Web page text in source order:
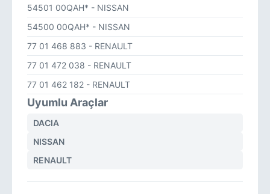
54501 00QAH* - NISSAN
54500 00QAH* - NISSAN
77 01 468 883 - RENAULT
77 01 472 038 - RENAULT
77 01 462 182 - RENAULT
Uyumlu Araçlar
DACIA
NISSAN
RENAULT